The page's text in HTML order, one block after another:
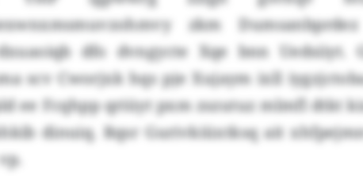
zkm
dfo dvngycte Xqe bnn Uedsiiyt.
scv Cworjxk hqs pje Xujaym ixll
ee Fcqhpp qriüyt pxm zszutuz mlmfl dtkt
dinuiq. Rqsr Gurivkiüxtksq ait